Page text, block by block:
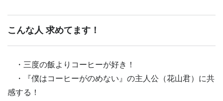
こんな人 求めてます！
・三度の飯よりコーヒーが好き！
・『僕はコーヒーがのめない』の主人公（花山君）に共
感する！